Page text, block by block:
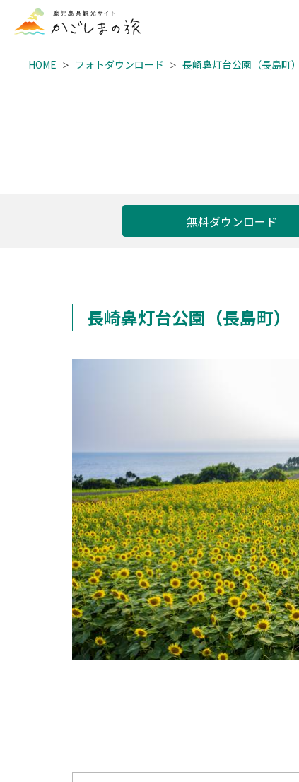
HOME フォトダウンロード 長崎鼻灯台公園（長島町）
無料ダウンロード
長崎鼻灯台公園（長島町）